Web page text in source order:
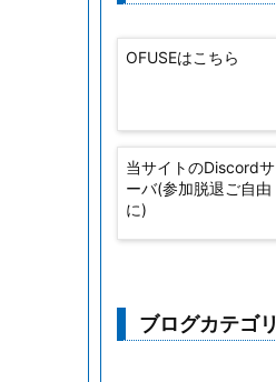
OFUSEはこちら
当サイトのDiscordサ
ーバ(参加脱退ご自由
に)
ブログカテゴリ